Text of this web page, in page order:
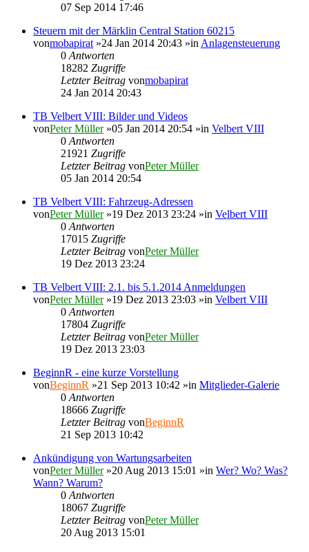
07 Sep 2014 17:46
Steuern mit der Märklin Central Station 60215
vonmobapirat »24 Jan 2014 20:43 »in Anlagensteuerung
0 Antworten
18282 Zugriffe
Letzter Beitrag vonmobapirat
24 Jan 2014 20:43
TB Velbert VIII: Bilder und Videos
vonPeter Müller»05 Jan 2014 20:54 »in Velbert VIII
0 Antworten
21921 Zugriffe
Letzter Beitrag vonPeter Müller
05 Jan 2014 20:54
TB Velbert VIII: Fahrzeug-Adressen
vonPeter Müller»19 Dez 2013 23:24 »in Velbert VIII
0 Antworten
17015 Zugriffe
Letzter Beitrag vonPeter Müller
19 Dez 2013 23:24
TB Velbert VIII: 2.1. bis 5.1.2014 Anmeldungen
vonPeter Müller»19 Dez 2013 23:03 »in Velbert VIII
0 Antworten
17804 Zugriffe
Letzter Beitrag vonPeter Müller
19 Dez 2013 23:03
BeginnR - eine kurze Vorstellung
vonBeginnR »21 Sep 2013 10:42 »in Mitglieder-Galerie
0 Antworten
18666 Zugriffe
Letzter Beitrag vonBeginnR
21 Sep 2013 10:42
Ankündigung von Wartungsarbeiten
vonPeter Müller»20 Aug 2013 15:01 »in Wer? Wo? Was?
Wann? Warum?
0 Antworten
18067 Zugriffe
Letzter Beitrag vonPeter Müller
20 Aug 2013 15:01